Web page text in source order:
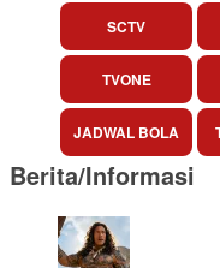
SCTV
TVONE
JADWAL BOLA
Berita/Informasi